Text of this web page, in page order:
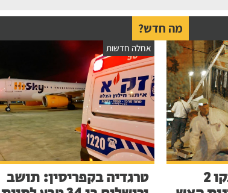
מה חדש?
23 שנים לטבח בקו 2
אחלה חדשות
טרגדיה בקפריסין: תושב